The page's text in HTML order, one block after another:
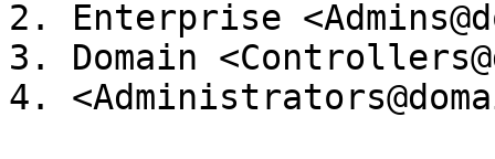
2. Enterprise
3. Domain
4.